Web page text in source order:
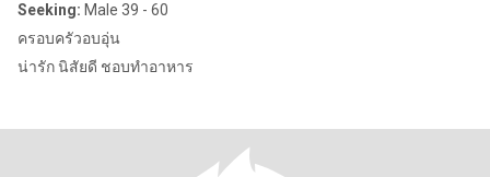
Seeking: Male 39 - 60
ครอบครัวอบอุ่น
น่ารัก นิสัยดี ชอบทำอาหาร